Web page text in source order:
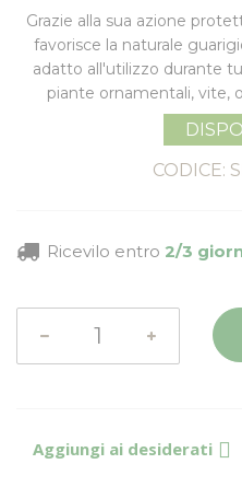
Grazie alla sua azione
favorisce la naturale
adatto all'utilizzo durante
piante ornamentali, vite,
CODICE:
Ricevilo entro 2/3
Aggiungi ai desiderati